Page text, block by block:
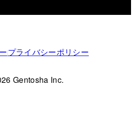
プライバシーポリシー
Gentosha Inc.